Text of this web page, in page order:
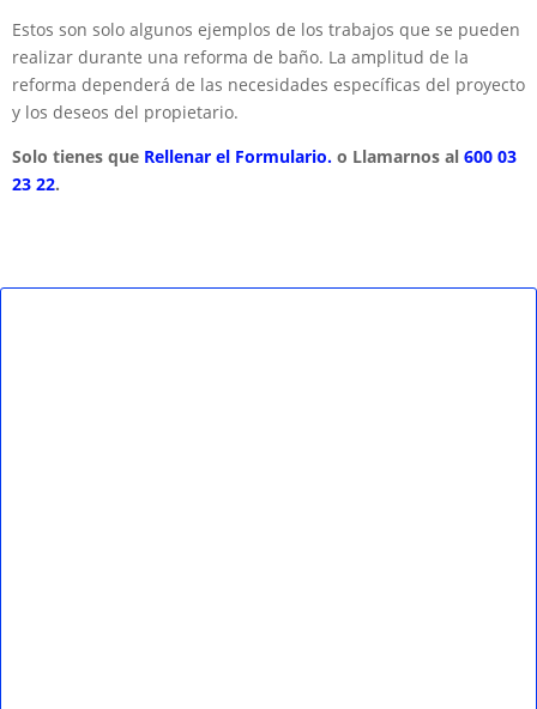
Estos son solo algunos ejemplos de los trabajos que se pueden
realizar durante una reforma de baño. La amplitud de la
reforma dependerá de las necesidades específicas del proyecto
y los deseos del propietario.
Solo tienes que Rellenar el Formulario. o Llamarnos al 600 03
23 22.